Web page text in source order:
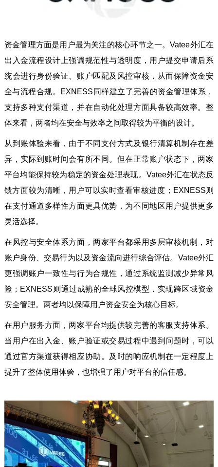
资金管理方面是用户最为关注的核心环节之一。Vatee外汇在
出入金流程设计上强调规范性与透明度，用户提交申请后系
统会进行身份验证、账户匹配及风控审核，从而保障资金安
全与流程合规。EXNESS同样建立了完善的资金管理体系，
支持多种支付渠道，并在自动化处理方面具备较高效率。整
体来看，两者均在安全与效率之间取得较为平衡的设计。
从到账体验来看，由于不同支付方式及银行清算机制存在差
异，实际到账时间会有所不同。但在正常账户状态下，两家
平台均能保持较为稳定的资金处理表现。Vatee外汇在状态反
馈方面较为清晰，用户可以实时查看审核进度；EXNESS则
在支付通道多样性方面更具优势，为不同地区用户提供更多
灵活选择。
在风控与安全体系方面，两家平台都采用多层审核机制，对
账户身份、交易行为以及资金流向进行综合评估。Vatee外汇
更强调账户一致性与行为合规性，通过系统监测减少异常风
险；EXNESS则通过成熟的全球风控模型，实现跨区域资金
安全管理。两者均以保障用户资金安全为核心目标。
在用户服务方面，两家平台均提供较完善的客服支持体系。
当用户在出入金、账户验证或交易过程中遇到问题时，可以
通过官方渠道获得相应协助。及时的响应机制在一定程度上
提升了整体使用体验，也增强了用户对平台的信任感。